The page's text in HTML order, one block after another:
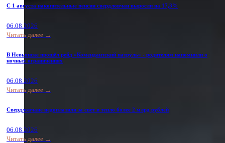
С 1 августа накопительные пенсии свердловчан выросли на 17,3%
06.08.2026
Читать далее →
В Невьянске прошёл рейд «Комендантский патруль» - родителям напомнили о
ночных ограничениях
06.08.2026
Читать далее →
Свердловчане недоплатили за свет и тепло более 2 млрд рублей
06.08.2026
Читать далее →